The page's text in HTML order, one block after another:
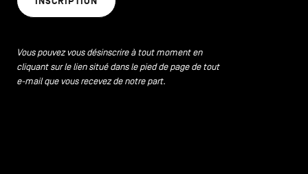
secondaire
COOKIES POLICY
Vous pouvez vous désinscrire à tout moment en
cliquant sur le lien situé dans le pied de page de tout
e-mail que vous recevez de notre part.